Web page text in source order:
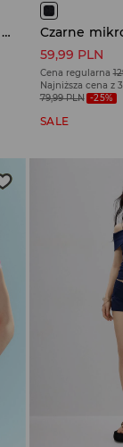
Czarne mikroszorty z niskim stanem i dżetami
59,99 PLN
Cena regularna
Najniższa cena z
79,99 PLN -25%
SALE